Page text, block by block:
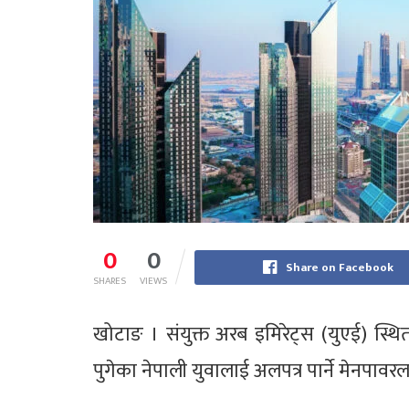
0
SHARES 0
VIEWS
Share on Facebook
खोटाङ । संयुक्त अरब इमिरेट्स (युएई)
पुगेका नेपाली युवालाई अलपत्र पार्ने